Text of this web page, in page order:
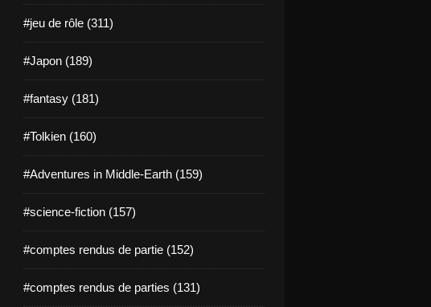
#jeu de rôle (311)
#Japon (189)
#fantasy (181)
#Tolkien (160)
#Adventures in Middle-Earth (159)
#science-fiction (157)
#comptes rendus de partie (152)
#comptes rendus de parties (131)